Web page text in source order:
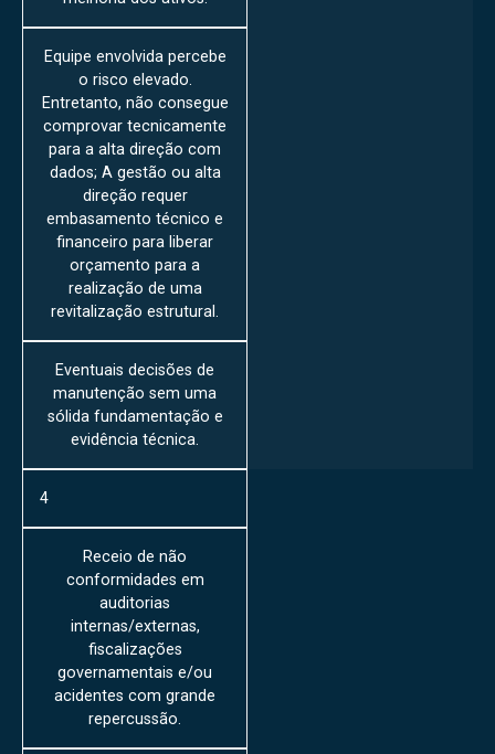
Equipe envolvida percebe
o risco elevado.
Entretanto, não consegue
comprovar tecnicamente
para a alta direção com
dados; A gestão ou alta
direção requer
embasamento técnico e
financeiro para liberar
orçamento para a
realização de uma
revitalização estrutural.
Eventuais decisões de
manutenção sem uma
sólida fundamentação e
evidência técnica.
4
Receio de não
conformidades em
auditorias
internas/externas,
fiscalizações
governamentais e/ou
acidentes com grande
repercussão.